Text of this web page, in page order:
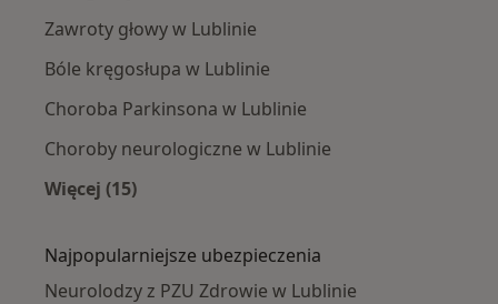
Zawroty głowy w Lublinie
Bóle kręgosłupa w Lublinie
Choroba Parkinsona w Lublinie
Choroby neurologiczne w Lublinie
Więcej (15)
Najpopularniejsze ubezpieczenia
Neurolodzy z PZU Zdrowie w Lublinie